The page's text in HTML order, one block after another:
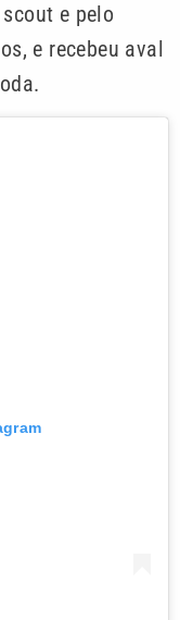
e pelo
e recebeu aval